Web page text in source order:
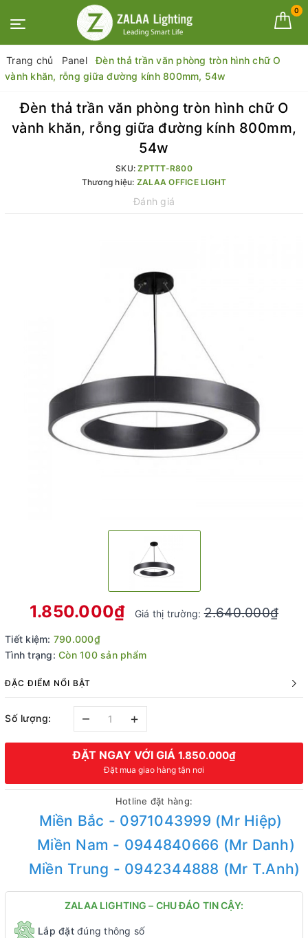
0
Trang chủ Panel
Đèn thả trần văn phòng tròn hình chữ O
vành khăn, rỗng giữa đường kính 800mm, 54w
Đèn thả trần văn phòng tròn hình chữ O
vành khăn, rỗng giữa đường kính 800mm,
54w
SKU:ZPTTT-R800
Thương hiệu: ZALAA OFFICE LIGHT
Đánh giá
1.850.000₫ Giá thị trường:2.640.000₫
Tiết kiệm: 790.000₫
Tình trạng: Còn 100 sản phẩm
ĐẶC ĐIỂM NỔI BẬT
Số lượng: – +
ĐẶT NGAY VỚI GIÁ 1.850.000₫
Đặt mua giao hàng tận nơi
Hotline đặt hàng:
Miền Bắc - 0971043999 (Mr Hiệp)
Miền Nam - 0944840666 (Mr Danh)
Miền Trung - 0942344888 (Mr T.Anh)
ZALAA LIGHTING – CHU ĐÁO TIN CẬY:
Lắp đặtđúng thông số